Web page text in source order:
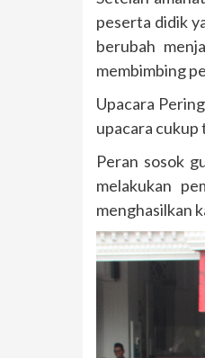
peserta didik
berubah
membimbing
Upacara
upacara cukup
Peran sosok
melakukan
menghasilkan